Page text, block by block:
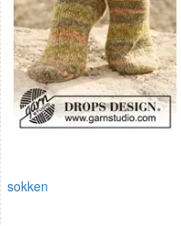
sokken